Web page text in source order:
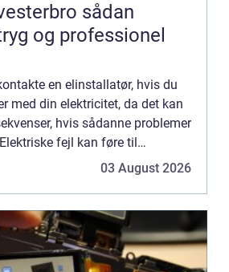
sådan
og professionel
en elinstallatør, hvis du
med din elektricitet, da det kan
hvis sådanne problemer
fejl kan føre til
udstyr, strømafbrydelser, b...
03 August 2026